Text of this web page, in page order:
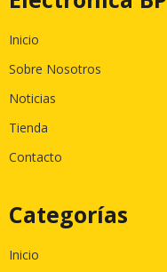
Inicio
Sobre Nosotros
Noticias
Tienda
Contacto
Categorías
Inicio